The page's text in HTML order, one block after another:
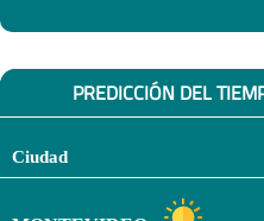
PREDICCIÓN DEL
Ciudad